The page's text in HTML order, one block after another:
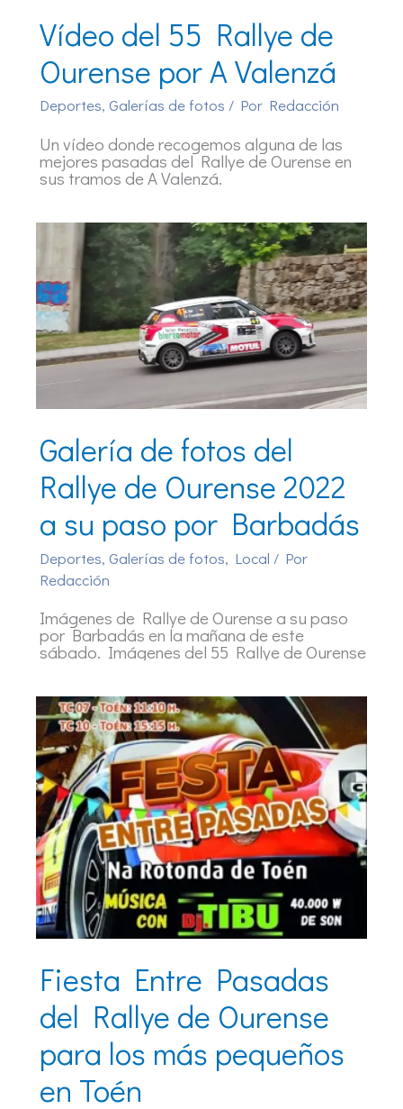
Vídeo del 55 Rallye de
Ourense por A Valenzá
Deportes, Galerías de fotos / Por Redacción
Un vídeo donde recogemos alguna de las
mejores pasadas del Rallye de Ourense en
sus tramos de A Valenzá.
Galería de fotos del
Rallye de Ourense 2022
a su paso por Barbadás
Deportes, Galerías de fotos, Local / Por
Redacción
Imágenes de Rallye de Ourense a su paso
por Barbadás en la mañana de este
sábado. Imágenes del 55 Rallye de Ourense
Fiesta Entre Pasadas
del Rallye de Ourense
para los más pequeños
en Toén